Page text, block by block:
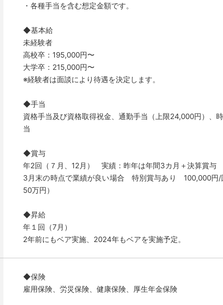
・各種手当を含む想定金額です。
◆基本給
未経験者
高校卒：195,000円〜
大学卒：215,000円〜
※経験者は面談により待遇を決定します。
◆手当
資格手当及び資格取得祝金、通勤手当（上限24,000円）、
当
◆賞与
年2回（７月、12月） 実績：昨年は年間3カ月＋決算賞与
3月末の時点で業績が良い場合 特別賞与あり 100,000
50万円）
◆昇給
年１回（7月）
2年前にもベア実施、2024年もベアを実施予定。
◆保険
雇用保険、労災保険、健康保険、厚生年金保険